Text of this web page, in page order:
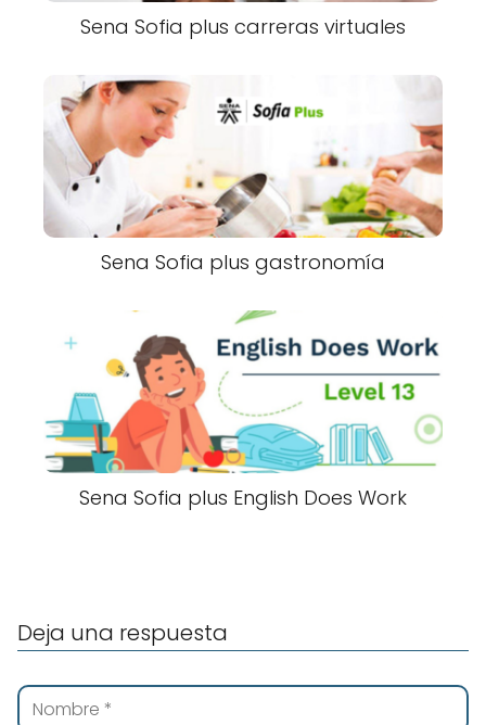
Sena Sofia plus carreras virtuales
Sena Sofia plus gastronomía
Sena Sofia plus English Does Work
Deja una respuesta